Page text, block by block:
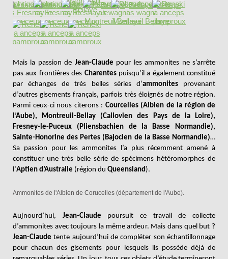
Mais la passion de Jean-Claude pour les ammonites ne s’arrête
pas aux frontières des Charentespuisqu’il a également constitué
par échanges de très belles séries d’ammonitesprovenant
d’autres gisements français, parfois très éloignés de notre région.
Parmi ceux-ci nous citerons : Courcelles (Albien de la région de
l’Aube), Montreuil-Bellay (Callovien des Pays de la Loire),
Fresney-le-Puceux (Pliensbachien de la Basse Normandie),
Sainte-Honorine des Pertes (Bajocien de la Basse Normandie)…
Sa passion pour les ammonites l’a plus récemment amené à
constituer une très belle série de spécimens hétéromorphes de
l’Aptien d’Australie (région du Queensland ).
Ammonites de l'Albien de Corucelles (département de l'Aube).
Aujnourd’hui, Jean-Claude poursuit ce travail de collecte
d’ammonites avec toujours la même ardeur. Mais dans quel but ?
Jean-Claude tente aujourd’hui de compléter son échantillonnage
pour chacun des gisements pour lesquels ils possède déjà de